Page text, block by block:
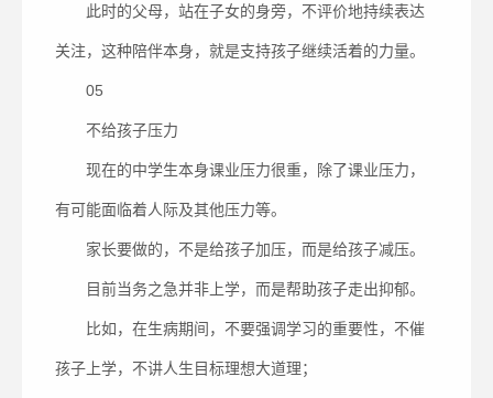
此时的父母，站在子女的身旁，不评价地持续表达
关注，这种陪伴本身，就是支持孩子继续活着的力量。
05
不给孩子压力
现在的中学生本身课业压力很重，除了课业压力，
有可能面临着人际及其他压力等。
家长要做的，不是给孩子加压，而是给孩子减压。
目前当务之急并非上学，而是帮助孩子走出抑郁。
比如，在生病期间，不要强调学习的重要性，不催
孩子上学，不讲人生目标理想大道理；